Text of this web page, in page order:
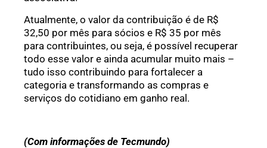
Atualmente, o valor da contribuição é de R$
32,50 por mês para sócios e R$ 35 por mês
para contribuintes, ou seja, é possível recuperar
todo esse valor e ainda acumular muito mais –
tudo isso contribuindo para fortalecer a
categoria e transformando as compras e
serviços do cotidiano em ganho real.
(Com informações de Tecmundo)